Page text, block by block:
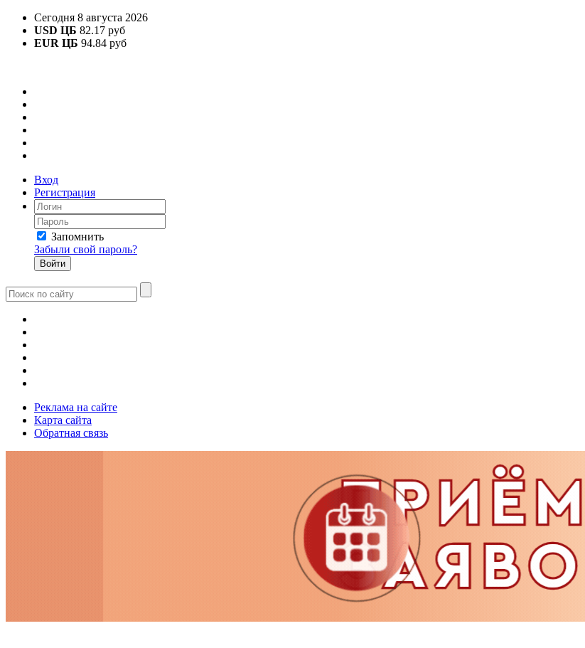
Сегодня 8 августа 2026
USD ЦБ 82.17 руб
EUR ЦБ 94.84 руб
Вход
Регистрация
Запомнить
Забыли свой пароль?
Реклама на сайте
Карта сайта
Обратная связь